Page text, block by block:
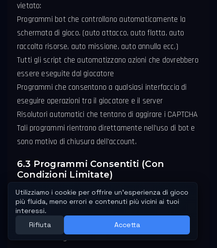
vietato:
Programmi bot che controllano automaticamente la
schermata di gioco. (auto attacco, auto flotta, auto
raccolta risorse, auto missione, auto annulla ecc.)
Tutti gli script che automatizzano azioni che dovrebbero
essere eseguite dal giocatore
Programmi che consentono a qualsiasi interfaccia di
eseguire operazioni tra il giocatore e il server
Risolutori automatici che tentano di aggirare i CAPTCHA
Tali programmi rientrano direttamente nell'uso di bot e
sono motivo di chiusura dell'account.
6.3 Programmi Consentiti (Con
Condizioni Limitate)
Le seguenti applicazioni che non modificano il
comportamento in-game o forniscono un vantaggio
sono libere:
Software di registrazione video dello schermo